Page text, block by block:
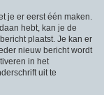
je er eerst één maken.
hebt, kan je de
plaatst. Je kan er
nieuw bericht wordt
in het
uit te